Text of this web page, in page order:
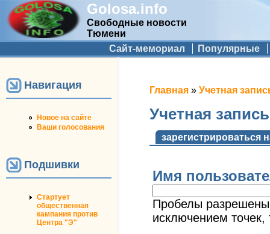
Golosa.info
Свободные новости
Тюмени
Дополнительное меню
Сайт-мемориал Популярные
Навигация
Новое на сайте
Ваши голосования
Подшивки
Стартует
общественная
кампания против
Центра "Э"
Вы здесь
Главная » Учетная
Учетная
Главные
зарегистрироваться
Имя
Пробелы
исключением точек,